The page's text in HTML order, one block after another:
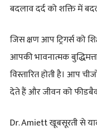
बदलाव दर्द को शक्ति में
जिस क्षण आप ट्रिगर्स को
आपकी भावनात्मक
विस्तारित होती है। आप
देते हैं और जीवन को
Dr. Amiett खूबसूरती से